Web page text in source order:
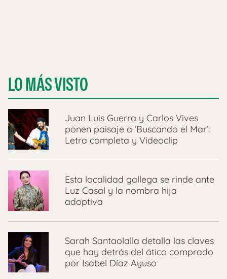
LO MÁS VISTO
Juan Luis Guerra y Carlos Vives
ponen paisaje a ‘Buscando el Mar’:
Letra completa y Videoclip
Esta localidad gallega se rinde ante
Luz Casal y la nombra hija
adoptiva
Sarah Santaolalla detalla las claves
que hay detrás del ático comprado
por Isabel Díaz Ayuso